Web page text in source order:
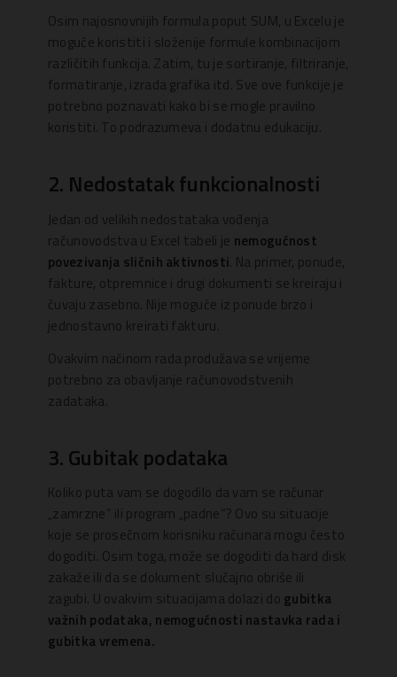
Osim najosnovnijih formula poput SUM, u Excelu je
moguće koristiti i složenije formule kombinacijom
različitih funkcija. Zatim, tu je sortiranje, filtriranje,
formatiranje, izrada grafika itd. Sve ove funkcije je
potrebno poznavati kako bi se mogle pravilno
koristiti. To podrazumeva i dodatnu edukaciju.
2. Nedostatak funkcionalnosti
Jedan od velikih nedostataka vođenja
računovodstva u Excel tabeli je nemogućnost
povezivanja sličnih aktivnosti. Na primer, ponude,
fakture, otpremnice i drugi dokumenti se kreiraju i
čuvaju zasebno. Nije moguće iz ponude brzo i
jednostavno kreirati fakturu.
Ovakvim načinom rada produžava se vrijeme
potrebno za obavljanje računovodstvenih
zadataka.
3. Gubitak podataka
Koliko puta vam se dogodilo da vam se računar
„zamrzne“ ili program „padne“? Ovo su situacije
koje se prosečnom korisniku računara mogu često
dogoditi. Osim toga, može se dogoditi da hard disk
zakaže ili da se dokument slučajno obriše ili
zagubi. U ovakvim situacijama dolazi do gubitka
važnih podataka, nemogućnosti nastavka rada i
gubitka vremena.